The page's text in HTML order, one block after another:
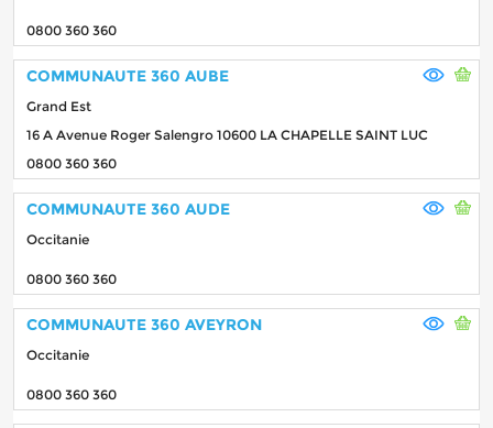
0800 360 360
COMMUNAUTE 360 AUBE
Grand Est
16 A Avenue Roger Salengro 10600 LA CHAPELLE SAINT LUC
0800 360 360
COMMUNAUTE 360 AUDE
Occitanie
0800 360 360
COMMUNAUTE 360 AVEYRON
Occitanie
0800 360 360